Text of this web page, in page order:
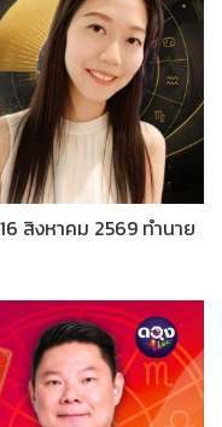
สิงหาคม 2569 ทำนาย